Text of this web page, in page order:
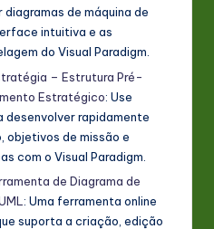
de máquina de
intuitiva e as
do Visual Paradigm.
– Estrutura Pré-
Estratégico: Use
desenvolver rapidamente
objetivos de missão e
com o Visual Paradigm.
de Diagrama de
: Uma ferramenta online
suporta a criação, edição